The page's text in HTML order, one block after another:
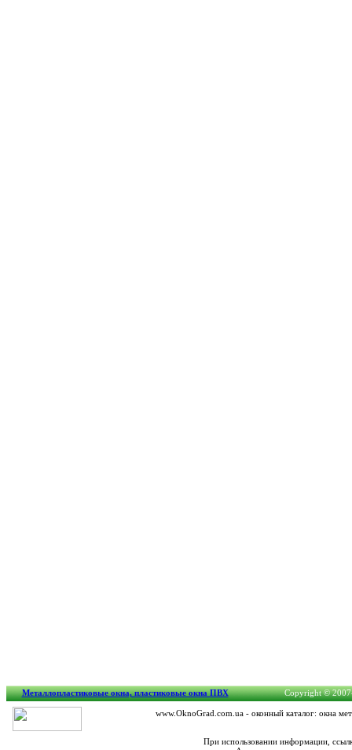
Металлопластиковые окна, пластиковые окна ПВХ Copyright ©
www.OknoGrad.com.ua - оконный каталог: окна
При использовании информации,